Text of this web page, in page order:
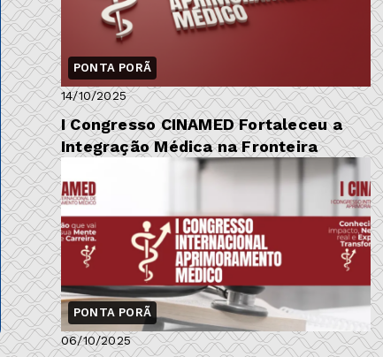
PONTA PORÃ
14/10/2025
I Congresso CINAMED Fortaleceu a
Integração Médica na Fronteira
PONTA PORÃ
06/10/2025